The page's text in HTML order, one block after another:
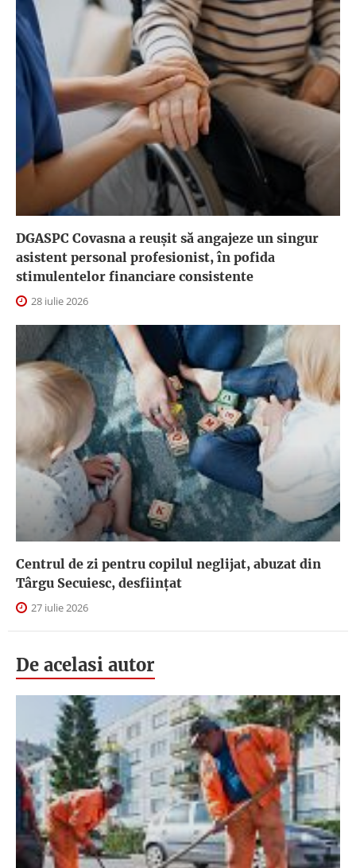
DGASPC Covasna a reuşit să angajeze un singur
asistent personal profesionist, în pofida
stimulentelor financiare consistente
28 iulie 2026
Centrul de zi pentru copilul neglijat, abuzat din
Târgu Secuiesc, desfiinţat
27 iulie 2026
De acelasi autor